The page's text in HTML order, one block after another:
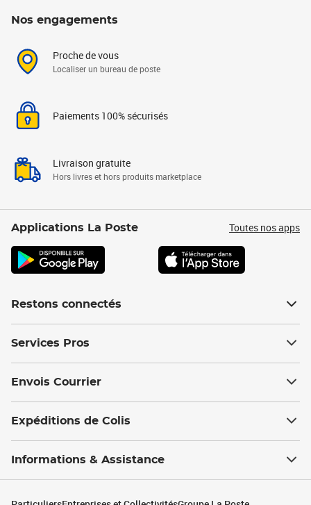
Nos engagements
Proche de vous
Localiser un bureau de poste
Paiements 100% sécurisés
Livraison gratuite
Hors livres et hors produits marketplace
Applications La Poste Toutes nos apps
Restons connectés
Services Pros
Envois Courrier
Expéditions de Colis
Informations & Assistance